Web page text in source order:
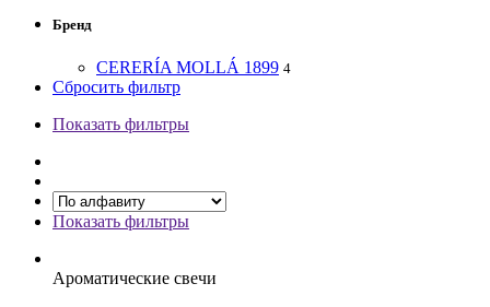
Бренд
CERERÍA MOLLÁ 1899 4
Сбросить фильтр
Показать фильтры
Показать фильтры
Ароматические свечи